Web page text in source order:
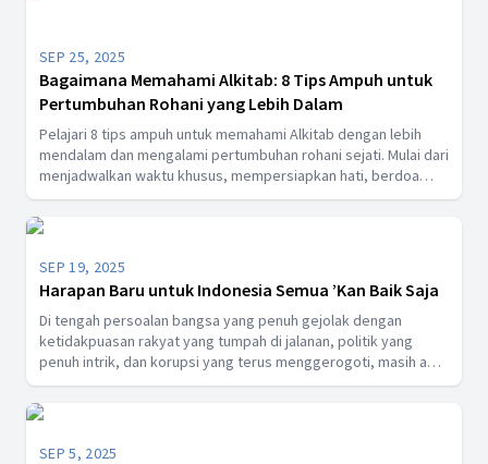
SEP 25, 2025
Bagaimana Memahami Alkitab: 8 Tips Ampuh untuk
Pertumbuhan Rohani yang Lebih Dalam
Pelajari 8 tips ampuh untuk memahami Alkitab dengan lebih
mendalam dan mengalami pertumbuhan rohani sejati. Mulai dari
menjadwalkan waktu khusus, mempersiapkan hati, berdoa
meminta bimbingan Roh Kudus, hingga merenungkan dan
menaati Firman Tuhan setiap hari. Dapatkan inspirasi praktis
yang menolong Anda semakin dekat dengan Yesus dan hidup
sesuai kehendak-Nya.
SEP 19, 2025
Harapan Baru untuk Indonesia Semua ’Kan Baik Saja
Di tengah persoalan bangsa yang penuh gejolak dengan
ketidakpuasan rakyat yang tumpah di jalanan, politik yang
penuh intrik, dan korupsi yang terus menggerogoti, masih ada
alasan untuk percaya bahwa semua ’kan baik saja. Persatuan
yang kokoh, harapan yang tidak padam, dan keteguhan yang
berakar dalam hati rakyat adalah kekuatan yang akan menjaga
bangsa ini tetap berdiri menuju masa depan yang lebih baik.
SEP 5, 2025